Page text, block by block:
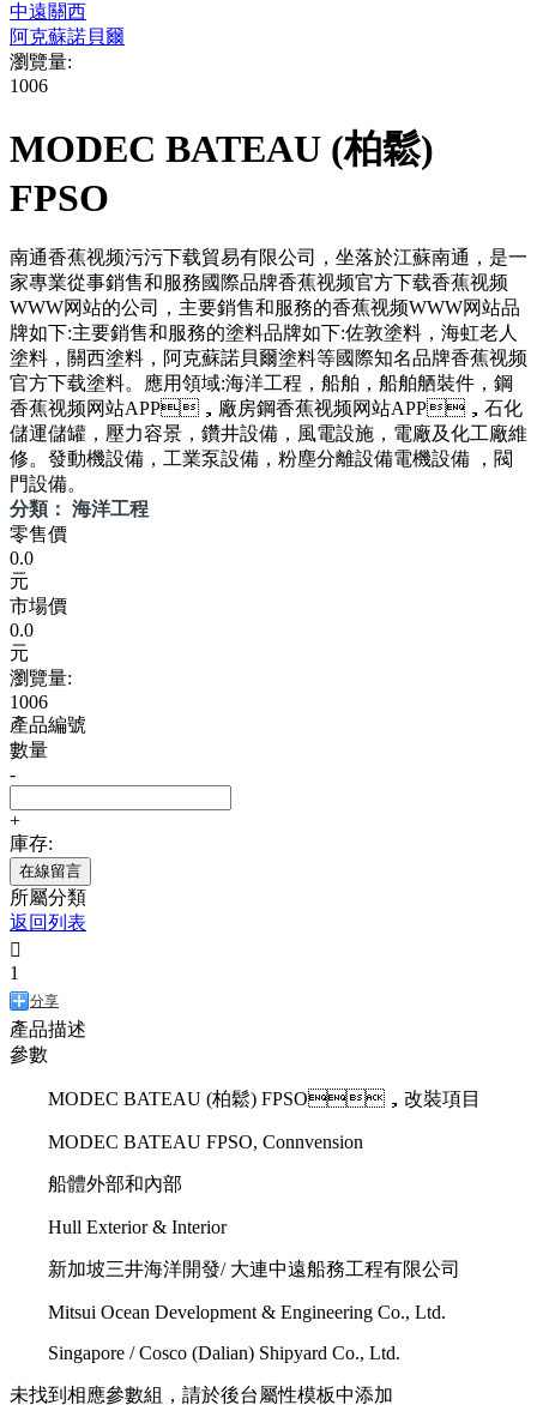
中遠關西
阿克蘇諾貝爾
瀏覽量:
1006
MODEC BATEAU (柏鬆)
FPSO
南通香蕉视频污污下载貿易有限公司，坐落於江蘇南通，是一
家專業從事銷售和服務國際品牌香蕉视频官方下载香蕉视频
WWW网站的公司，主要銷售和服務的香蕉视频WWW网站品
牌如下:主要銷售和服務的塗料品牌如下:佐敦塗料，海虹老人
塗料，關西塗料，阿克蘇諾貝爾塗料等國際知名品牌香蕉视频
官方下载塗料。應用領域:海洋工程，船舶，船舶舾裝件，鋼
香蕉视频网站APP，廠房鋼香蕉视频网站APP，石化
儲運儲罐，壓力容景，鑽井設備，風電設施，電廠及化工廠維
修。發動機設備，工業泵設備，粉塵分離設備電機設備 ，閥
門設備。
分類： 海洋工程
零售價
0.0
元
市場價
0.0
元
瀏覽量:
1006
產品編號
數量
-
+
庫存:
在線留言
所屬分類
返回列表

1
分享
產品描述
參數
MODEC BATEAU (柏鬆) FPSO，改裝項目
MODEC BATEAU FPSO, Connvension
船體外部和內部
Hull Exterior & Interior
新加坡三井海洋開發/ 大連中遠船務工程有限公司
Mitsui Ocean Development & Engineering Co., Ltd.
Singapore / Cosco (Dalian) Shipyard Co., Ltd.
未找到相應參數組，請於後台屬性模板中添加